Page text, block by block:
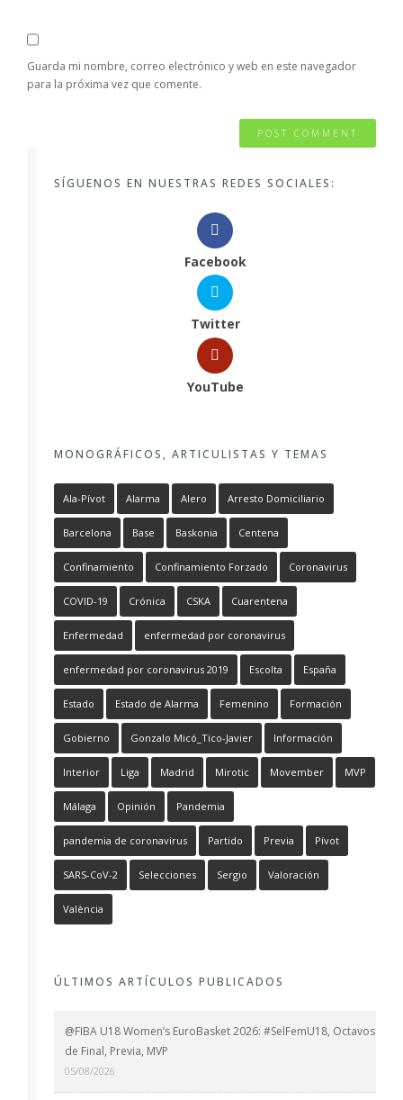
Guarda mi nombre, correo electrónico y web en este navegador
para la próxima vez que comente.
SÍGUENOS EN NUESTRAS REDES SOCIALES:
Facebook
Twitter
YouTube
MONOGRÁFICOS, ARTICULISTAS Y TEMAS
Ala-Pívot Alarma Alero Arresto Domiciliario
Barcelona Base Baskonia Centena
Confinamiento Confinamiento Forzado Coronavirus
COVID-19 Crónica CSKA Cuarentena
Enfermedad enfermedad por coronavirus
enfermedad por coronavirus 2019 Escolta España
Estado Estado de Alarma Femenino Formación
Gobierno Gonzalo Micó_Tico-Javier Información
Interior Liga Madrid Mirotic Movember MVP
Málaga Opinión Pandemia
pandemia de coronavirus Partido Previa Pívot
SARS-CoV-2 Selecciones Sergio Valoración
València
ÚLTIMOS ARTÍCULOS PUBLICADOS
@FIBA U18 Women’s EuroBasket 2026: #SelFemU18, Octavos
de Final, Previa, MVP
05/08/2026